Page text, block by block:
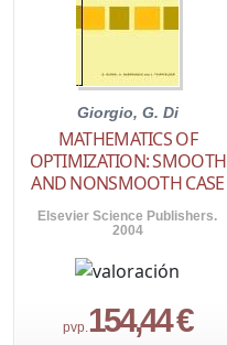
Giorgio, G. Di
MATHEMATICS OF
OPTIMIZATION: SMOOTH
AND NONSMOOTH CASE
Elsevier Science Publishers.
2004
pvp.154,44 €